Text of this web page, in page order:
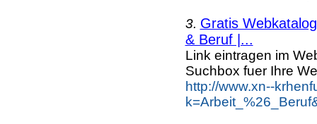
3. Gratis
& Beruf |...
Link eintragen im
Suchbox fuer Ihre
http://www.xn--